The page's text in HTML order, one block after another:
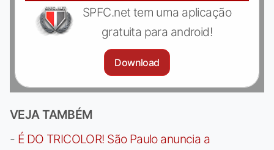
SPFC.net tem uma aplicação
gratuita para android!
Download
VEJA TAMBÉM
- É DO TRICOLOR! São Paulo anuncia a